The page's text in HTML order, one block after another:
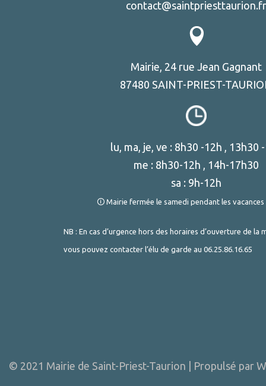
Mairie, 24 rue Jean Gagnant
87480 SAINT-PRIEST-
lu, ma, je, ve : 8h30 -12h , 13h30
me : 8h30-12h , 14h-17h30
sa : 9h-12h
🛈 Mairie fermée le samedi pendant les vacances
NB : En cas d’urgence hors des horaires d’ouverture de la
vous pouvez contacter l’élu de garde au 06.25.86.16.65
© 2021 Mairie de Saint-Priest-Taurion | Propulsé par